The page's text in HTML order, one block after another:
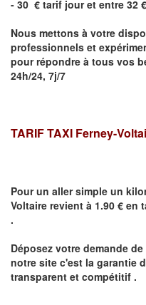
- 30 € tarif jour et entre 32
Nous mettons à votre
professionnels et
pour répondre à tous vos
24h/24, 7j/7
TARIF TAXI Ferney-
Pour un aller simple un
Voltaire revient à 1.90 € en
.
Déposez votre demande
notre site c'est la garantie
transparent et compétitif .